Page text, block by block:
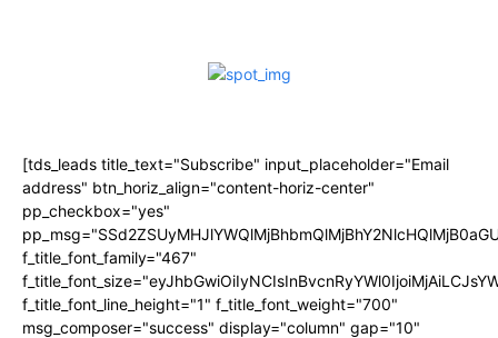
[tds_leads title_text="Subscribe" input_placeholder="Email
address" btn_horiz_align="content-horiz-center"
pp_checkbox="yes"
f_title_font_family="467"
f_title_font_line_height="1" f_title_font_weight="700"
msg_composer="success" display="column" gap="10"